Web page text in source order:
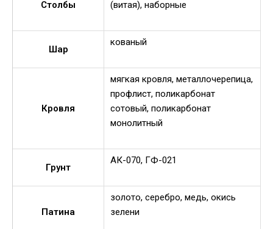
Столбы
(витая), наборные
Шар
кованый
Кровля
мягкая кровля, металлочерепица,
профлист, поликарбонат
сотовый, поликарбонат
монолитный
Грунт
АК-070, ГФ-021
Патина
золото, серебро, медь, окись
зелени